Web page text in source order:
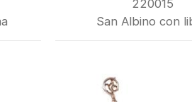
220015
San Albino con